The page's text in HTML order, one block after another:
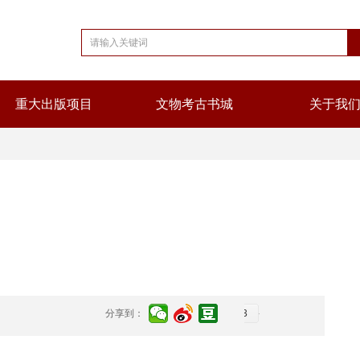
重大出版项目 文物考古书城 关于我们
分享到： 63